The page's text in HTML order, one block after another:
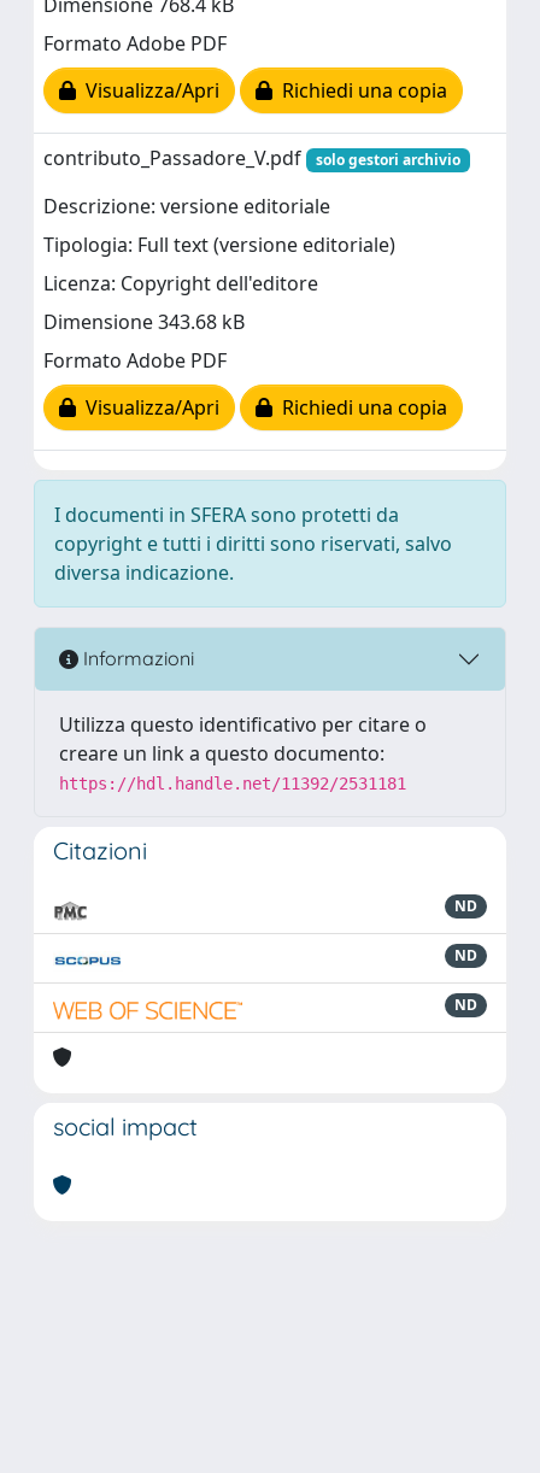
Formato Adobe PDF
Visualizza/Apri
Richiedi una copia
contributo_Passadore_V.pdf solo gestori archivio
Descrizione: versione editoriale
Tipologia: Full text (versione editoriale)
Licenza: Copyright dell'editore
Dimensione 343.68 kB
Formato Adobe PDF
Visualizza/Apri
Richiedi una copia
I documenti in SFERA sono protetti da
copyright e tutti i diritti sono riservati, salvo
diversa indicazione.
Informazioni
Utilizza questo identificativo per citare o
creare un link a questo documento:
https://hdl.handle.net/11392/2531181
Citazioni
ND
ND
ND
social impact